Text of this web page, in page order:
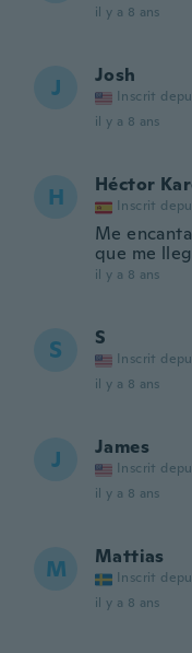
il y a 8 ans
J Josh
Inscrit
il y a 8 ans
H Héctor
Inscrit
Me
que me
il y a 8 ans
S S
Inscrit
il y a 8 ans
J James
Inscrit
il y a 8 ans
M Mattias
Inscrit
il y a 8 ans